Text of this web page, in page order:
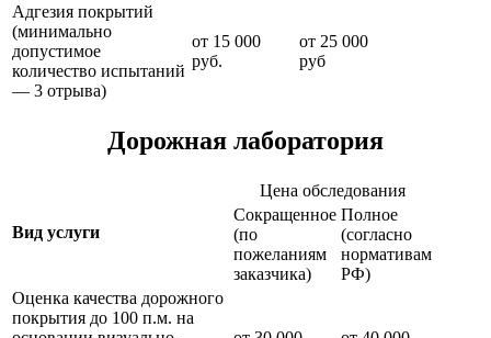
Адгезия покрытий
(минимально
допустимое
количество испытаний
— 3 отрыва)
от 15 000
руб.
от 25 000
руб
Дорожная лаборатория
Вид услуги
Цена обследования
Сокращенное
(по
пожеланиям
заказчика)
Полное
(согласно
нормативам
РФ)
Оценка качества дорожного
покрытия до 100 п.м. на